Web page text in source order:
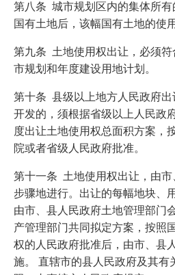
第八条 城市规划区内的集体所
国有土地后，该幅国有土地的使
第九条 土地使用权出让，必须
市规划和年度建设用地计划。
第十条 县级以上地方人民政府
开发的，须根据省级以上人民政
度出让土地使用权总面积方案，
院或者省级人民政府批准。
第十一条 土地使用权出让，由
步骤地进行。出让的每幅地块、
由市、县人民政府土地管理部门
产管理部门共同拟定方案，按照
权的人民政府批准后，由市、县
施。 直辖市的县人民政府及其有